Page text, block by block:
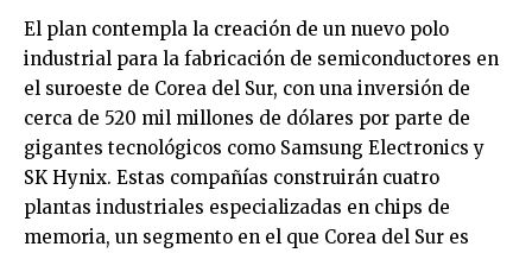
El plan contempla la creación de un nuevo polo
industrial para la fabricación de semiconductores en
el suroeste de Corea del Sur, con una inversión de
cerca de 520 mil millones de dólares por parte de
gigantes tecnológicos como Samsung Electronics y
SK Hynix. Estas compañías construirán cuatro
plantas industriales especializadas en chips de
memoria, un segmento en el que Corea del Sur es